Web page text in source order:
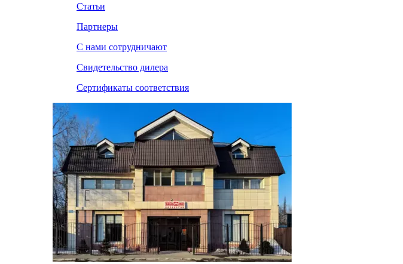
Статьи
Партнеры
С нами сотрудничают
Свидетельство дилера
Сертификаты соответствия